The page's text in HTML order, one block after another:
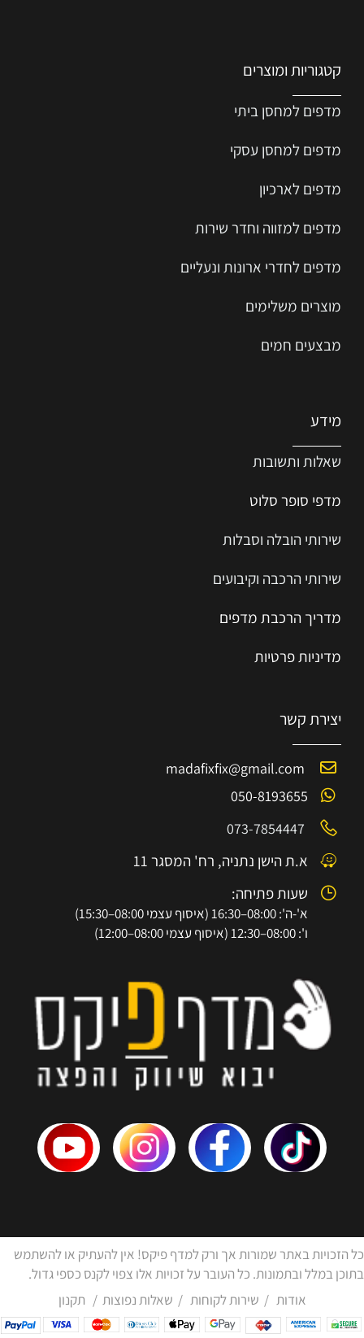
קטגוריות ומוצרים
מדפים למחסן ביתי
מדפים למחסן עסקי
מדפים לארכיון
מדפים למזווה וחדר שירות
מדפים לחדרי ארונות ונעליים
מוצרים משלימים
מבצעים חמים
מידע
שאלות ותשובות
מדפי סופר סלוט
שירותי הובלה וסבלות
שירותי הרכבה וקיבועים
מדריך הרכבת מדפים
מדיניות פרטיות
יצירת קשר
madafixfix@gmail.com
050-8193655
073-7854447
א.ת הישן נתניה, רח' המסגר 11
שעות פתיחה:
א'-ה': 08:00–16:30 (איסוף עצמי 08:00–15:30)
ו': 08:00–12:30 (איסוף עצמי 08:00–12:00)
כל הזכויות באתר שמורות אך ורק למדף פיקס! אין להעתיק או להשתמש
בתוכן במלל ובתמונות. כל העובר על זכויות אלו צפוי לקנס כספי גדול.
אודות / שירות לקוחות / שאלות נפוצות / תקנון